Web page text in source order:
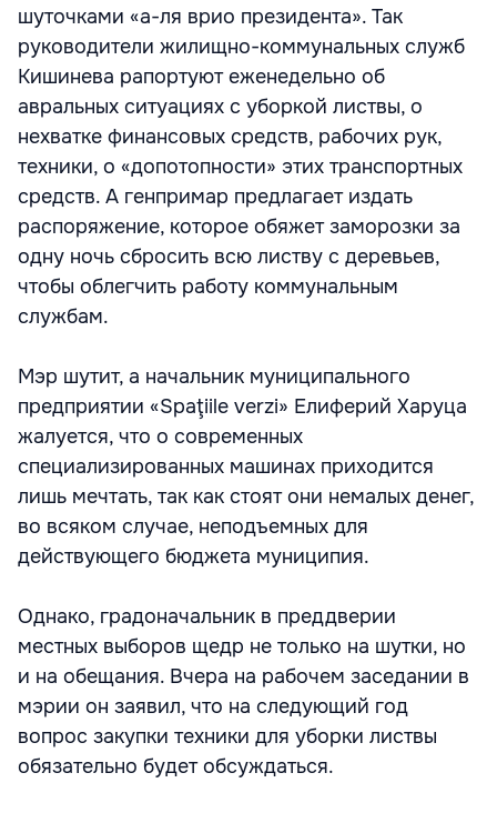
шуточками «а-ля врио президента». Так
руководители жилищно-коммунальных служб
Кишинева рапортуют еженедельно об
авральных ситуациях с уборкой листвы, о
нехватке финансовых средств, рабочих рук,
техники, о «допотопности» этих транспортных
средств. А генпримар предлагает издать
распоряжение, которое обяжет заморозки за
одну ночь сбросить всю листву с деревьев,
чтобы облегчить работу коммунальным
службам.
Мэр шутит, а начальник муниципального
предприятии «Spaţiile verzi» Елиферий Харуца
жалуется, что о современных
специализированных машинах приходится
лишь мечтать, так как стоят они немалых денег,
во всяком случае, неподъемных для
действующего бюджета муниципия.
Однако, градоначальник в преддверии
местных выборов щедр не только на шутки, но
и на обещания. Вчера на рабочем заседании в
мэрии он заявил, что на следующий год
вопрос закупки техники для уборки листвы
обязательно будет обсуждаться.